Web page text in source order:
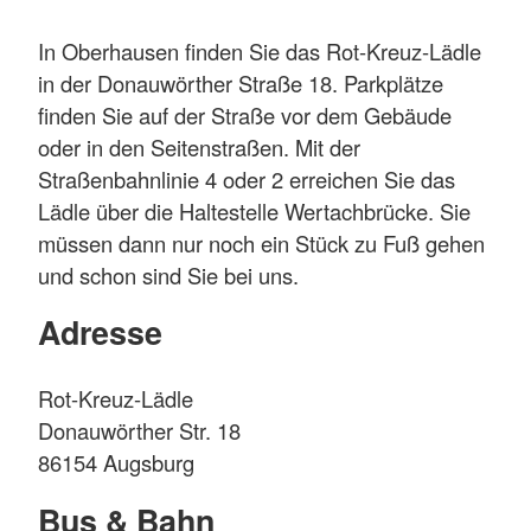
In Oberhausen finden Sie das Rot-Kreuz-Lädle
in der Donauwörther Straße 18. Parkplätze
finden Sie auf der Straße vor dem Gebäude
oder in den Seitenstraßen. Mit der
Straßenbahnlinie 4 oder 2 erreichen Sie das
Lädle über die Haltestelle Wertachbrücke. Sie
müssen dann nur noch ein Stück zu Fuß gehen
und schon sind Sie bei uns.
Adresse
Rot-Kreuz-Lädle
Donauwörther Str. 18
86154 Augsburg
Bus & Bahn